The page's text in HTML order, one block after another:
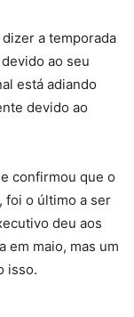
a temporada
ao seu
está adiando
devido ao
confirmou que o
foi o último a ser
deu aos
em maio, mas um
isso.